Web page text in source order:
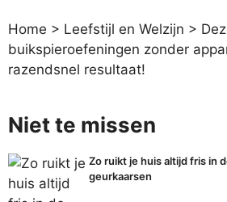
Home > Leefstijl en Welzijn >
buikspieroefeningen zonder
razendsnel resultaat!
Niet te missen
Zo ruikt je huis altijd fris in
geurkaarsen